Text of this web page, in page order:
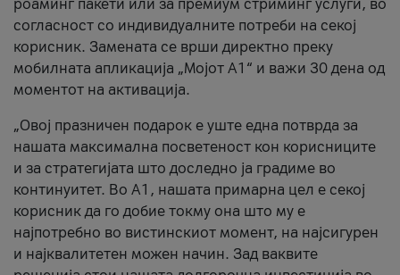
роаминг пакети или за премиум стриминг услуги, во
согласност со индивидуалните потреби на секој
корисник. Замената се врши директно преку
мобилната апликација „Мојот А1“ и важи 30 дена од
моментот на активација.
„Овој празничен подарок е уште една потврда за
нашата максимална посветеност кон корисниците
и за стратегијата што доследно ја градиме во
континуитет. Во А1, нашата примарна цел е секој
корисник да го добие токму она што му е
најпотребно во вистинскиот момент, на најсигурен
и најквалитетен можен начин. Зад ваквите